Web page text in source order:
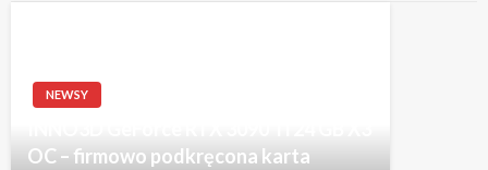
NEWSY
OC – firmowo podkręcona karta